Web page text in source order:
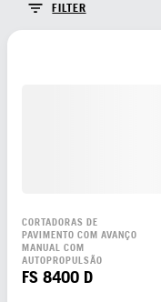
FILTER
CORTADORAS DE
PAVIMENTO COM AVANÇO
MANUAL COM
AUTOPROPULSÃO
FS 8400 D